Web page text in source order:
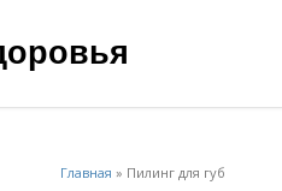
Главная » Пилинг для губ